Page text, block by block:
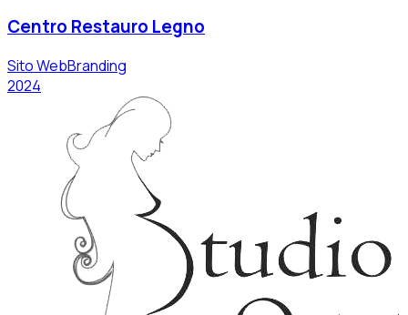
Centro Restauro Legno
Sito WebBranding
2024